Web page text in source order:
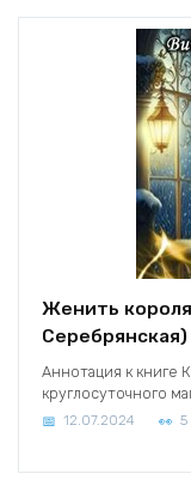
Женить
Серебрянская)
Аннотация к книге
круглосуточного
12.07.2024 5